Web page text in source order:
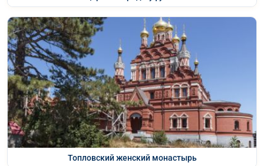
Топловский женский монастырь